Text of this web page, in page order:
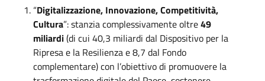
“Digitalizzazione, Innovazione, Competitività,
Cultura”: stanzia complessivamente oltre49
miliardi(di cui 40,3 miliardi dal Dispositivo per la
Ripresa e la Resilienza e 8,7 dal Fondo
complementare) con l’obiettivo di promuovere la